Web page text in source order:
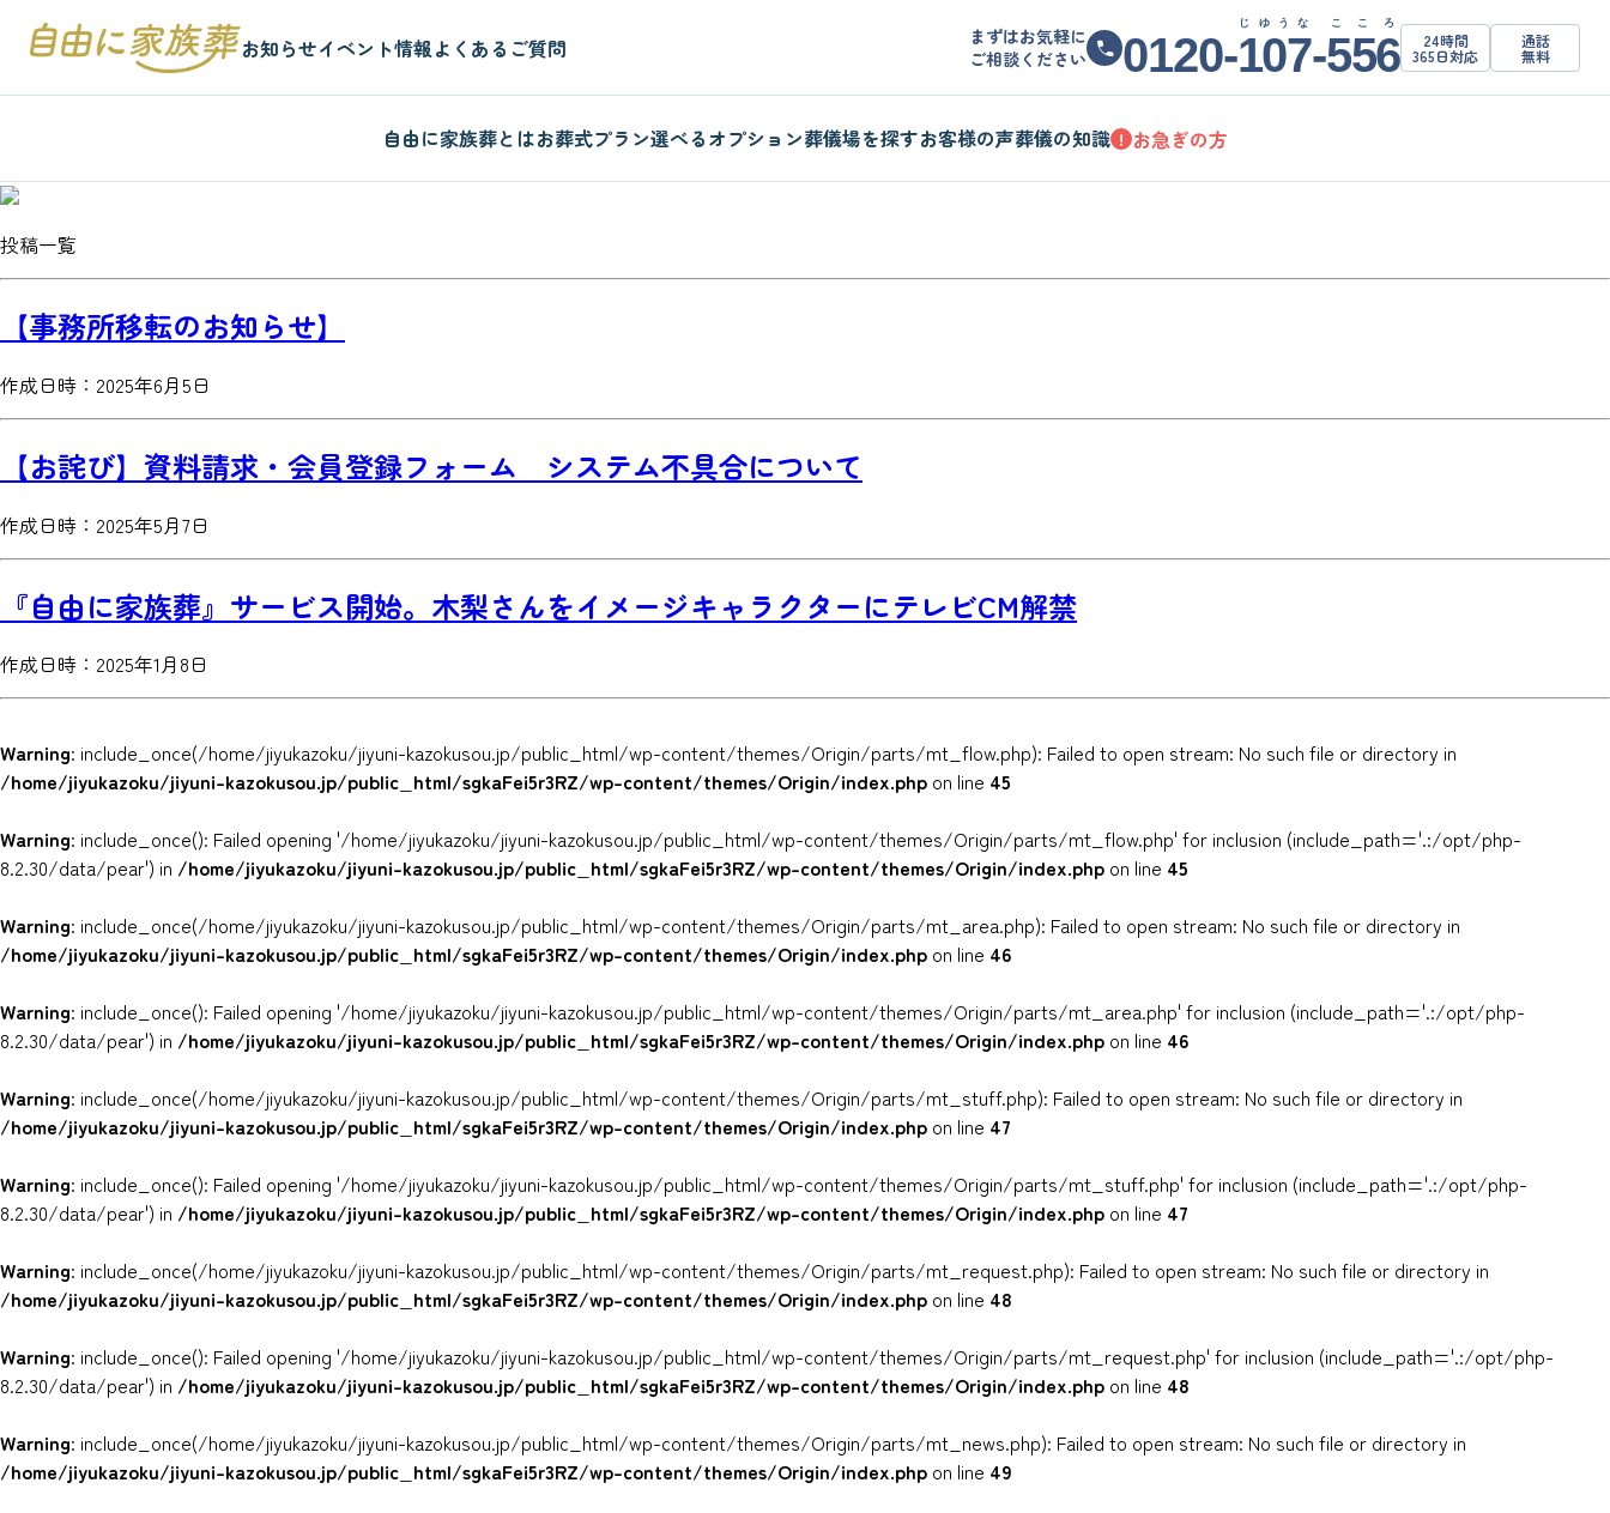
お知らせイベント情報よくあるご質問
まずはお気軽に
ご相談ください
0120-107
じゆうな
-556
こころ
24時間
365日対応
通話
無料
自由に家族葬とはお葬式プラン選べるオプション葬儀場を探すお客様の声葬儀の知識 ! お急ぎの方
投稿一覧
【事務所移転のお知らせ】
作成日時：2025年6月5日
【お詫び】資料請求・会員登録フォーム システム不具合について
作成日時：2025年5月7日
『自由に家族葬』サービス開始。木梨さんをイメージキャラクターにテレビCM解禁
作成日時：2025年1月8日
Warning: include_once(/home/jiyukazoku/jiyuni-kazokusou.jp/public_html/wp-content/themes/Origin/parts/mt_flow.php): Failed to open stream: No such file or directory in
/home/jiyukazoku/jiyuni-kazokusou.jp/public_html/sgkaFei5r3RZ/wp-content/themes/Origin/index.php on line 45
Warning: include_once(): Failed opening '/home/jiyukazoku/jiyuni-kazokusou.jp/public_html/wp-content/themes/Origin/parts/mt_flow.php' for inclusion (include_path='.:/opt/php-
8.2.30/data/pear') in /home/jiyukazoku/jiyuni-kazokusou.jp/public_html/sgkaFei5r3RZ/wp-content/themes/Origin/index.php on line 45
Warning: include_once(/home/jiyukazoku/jiyuni-kazokusou.jp/public_html/wp-content/themes/Origin/parts/mt_area.php): Failed to open stream: No such file or directory in
/home/jiyukazoku/jiyuni-kazokusou.jp/public_html/sgkaFei5r3RZ/wp-content/themes/Origin/index.php on line 46
Warning: include_once(): Failed opening '/home/jiyukazoku/jiyuni-kazokusou.jp/public_html/wp-content/themes/Origin/parts/mt_area.php' for inclusion (include_path='.:/opt/php-
8.2.30/data/pear') in /home/jiyukazoku/jiyuni-kazokusou.jp/public_html/sgkaFei5r3RZ/wp-content/themes/Origin/index.php on line 46
Warning: include_once(/home/jiyukazoku/jiyuni-kazokusou.jp/public_html/wp-content/themes/Origin/parts/mt_stuff.php): Failed to open stream: No such file or directory in
/home/jiyukazoku/jiyuni-kazokusou.jp/public_html/sgkaFei5r3RZ/wp-content/themes/Origin/index.php on line 47
Warning: include_once(): Failed opening '/home/jiyukazoku/jiyuni-kazokusou.jp/public_html/wp-content/themes/Origin/parts/mt_stuff.php' for inclusion (include_path='.:/opt/php-
8.2.30/data/pear') in /home/jiyukazoku/jiyuni-kazokusou.jp/public_html/sgkaFei5r3RZ/wp-content/themes/Origin/index.php on line 47
Warning: include_once(/home/jiyukazoku/jiyuni-kazokusou.jp/public_html/wp-content/themes/Origin/parts/mt_request.php): Failed to open stream: No such file or directory in
/home/jiyukazoku/jiyuni-kazokusou.jp/public_html/sgkaFei5r3RZ/wp-content/themes/Origin/index.php on line 48
Warning: include_once(): Failed opening '/home/jiyukazoku/jiyuni-kazokusou.jp/public_html/wp-content/themes/Origin/parts/mt_request.php' for inclusion (include_path='.:/opt/php-
8.2.30/data/pear') in /home/jiyukazoku/jiyuni-kazokusou.jp/public_html/sgkaFei5r3RZ/wp-content/themes/Origin/index.php on line 48
Warning: include_once(/home/jiyukazoku/jiyuni-kazokusou.jp/public_html/wp-content/themes/Origin/parts/mt_news.php): Failed to open stream: No such file or directory in
/home/jiyukazoku/jiyuni-kazokusou.jp/public_html/sgkaFei5r3RZ/wp-content/themes/Origin/index.php on line 49